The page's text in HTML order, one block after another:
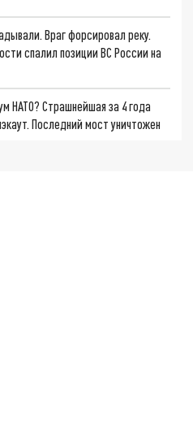
Враг форсировал реку.
спалил позиции ВС России на
НАТО? Страшнейшая за 4 года
Последний мост уничтожен